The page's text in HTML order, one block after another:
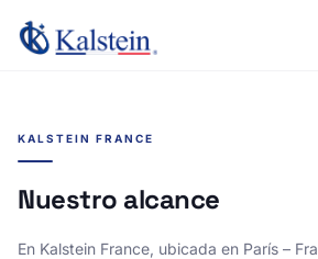
KALSTEIN FRANCE
Nuestro alcance
En Kalstein France, ubicada en París –